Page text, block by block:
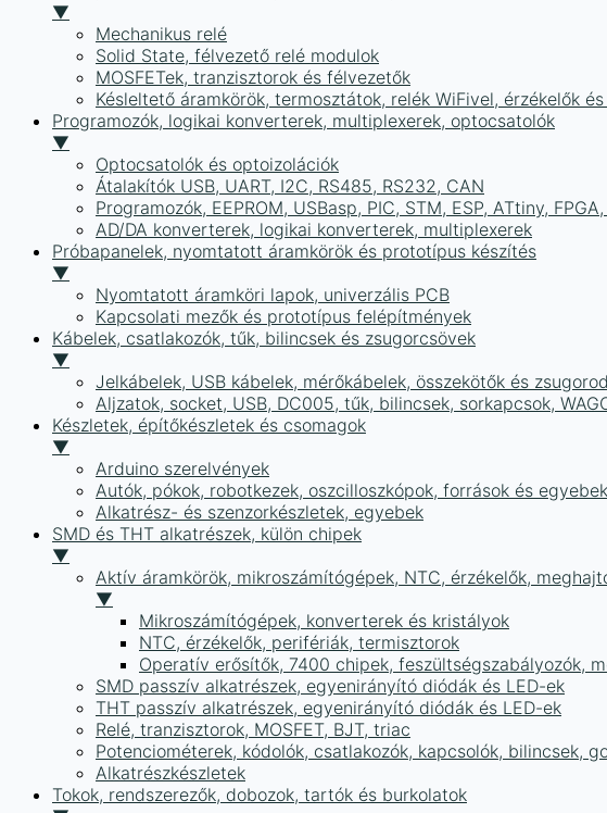
▼
Mechanikus relé
Solid State, félvezető relé modulok
MOSFETek, tranzisztorok és félvezetők
Késleltető áramkörök, termosztátok, relék WiFivel, érzékelők
Programozók, logikai konverterek, multiplexerek, optocsatolók
▼
Optocsatolók és optoizolációk
Átalakítók USB, UART, I2C, RS485, RS232, CAN
Programozók, EEPROM, USBasp, PIC, STM, ESP, ATtiny,
AD/DA konverterek, logikai konverterek, multiplexerek
Próbapanelek, nyomtatott áramkörök és prototípus készítés
▼
Nyomtatott áramköri lapok, univerzális PCB
Kapcsolati mezők és prototípus felépítmények
Kábelek, csatlakozók, tűk, bilincsek és zsugorcsövek
▼
Jelkábelek, USB kábelek, mérőkábelek, összekötők és
Aljzatok, socket, USB, DC005, tűk, bilincsek, sorkapcsok,
Készletek, építőkészletek és csomagok
▼
Arduino szerelvények
Autók, pókok, robotkezek, oszcilloszkópok, források és
Alkatrész- és szenzorkészletek, egyebek
SMD és THT alkatrészek, külön chipek
▼
Aktív áramkörök, mikroszámítógépek, NTC, érzékelők,
▼
Mikroszámítógépek, konverterek és kristályok
NTC, érzékelők, perifériák, termisztorok
Operatív erősítők, 7400 chipek, feszültségszabályozók,
SMD passzív alkatrészek, egyenirányító diódák és LED-ek
THT passzív alkatrészek, egyenirányító diódák és LED-ek
Relé, tranzisztorok, MOSFET, BJT, triac
Potenciométerek, kódolók, csatlakozók, kapcsolók, bilincsek,
Alkatrészkészletek
Tokok, rendszerezők, dobozok, tartók és burkolatok